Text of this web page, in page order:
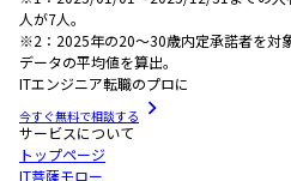
人が7人。
※2：2025年の20～30歳内定承諾者を対
データの平均値を算出。
ITエンジニア転職のプロに
今すぐ無料で相談する
サービスについて
トップページ
IT菩薩モロー